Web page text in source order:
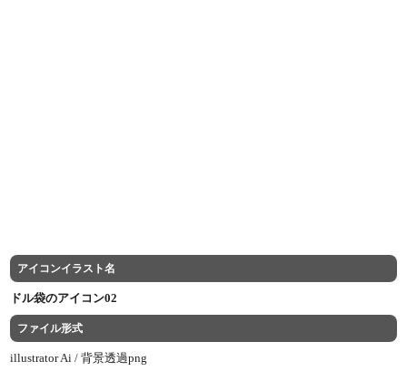
アイコンイラスト名
ドル袋のアイコン02
ファイル形式
illustrator Ai /背景透過png